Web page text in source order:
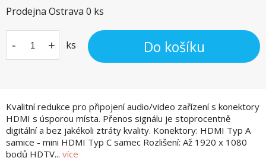
Kvalitní redukce pro připojení audio/video zařízení s konektory
HDMI s úsporou místa. Přenos signálu je stoprocentně
digitální a bez jakékoli ztráty kvality. Konektory: HDMI Typ A
samice - mini HDMI Typ C samec Rozlišení: Až 1920 x 1080
bodů HDTV... více
Prodejna Ostrava 0 ks
- + ks Do košíku